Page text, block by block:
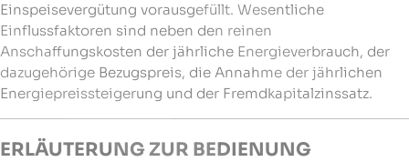
Einspeisevergütung vorausgefüllt. Wesentliche
Einflussfaktoren sind neben den reinen
Anschaffungskosten der jährliche Energieverbrauch, der
dazugehörige Bezugspreis, die Annahme der jährlichen
Energiepreissteigerung und der Fremdkapitalzinssatz.
ERLÄUTERUNG ZUR BEDIENUNG